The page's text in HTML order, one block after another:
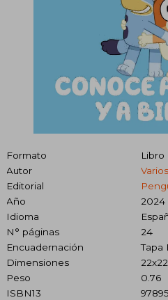
Formato
Libro
Autor
Editorial
Año
2024
Idioma
N° páginas
24
Encuadernación
Tapa
Dimensiones
22x22
Peso
0.76
ISBN13